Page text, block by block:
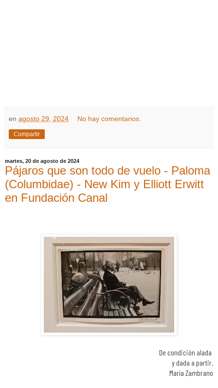
en agosto 29, 2024 No hay comentarios:
Compartir
martes, 20 de agosto de 2024
Pájaros que son todo de vuelo - Paloma
(Columbidae) - New Kim y Elliott Erwitt
en Fundación Canal
De condición alada
y dada a partir.
María Zambrano